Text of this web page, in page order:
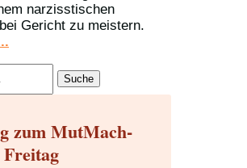
narzisstischen
Gericht zu meistern.
zum MutMach-
Freitag